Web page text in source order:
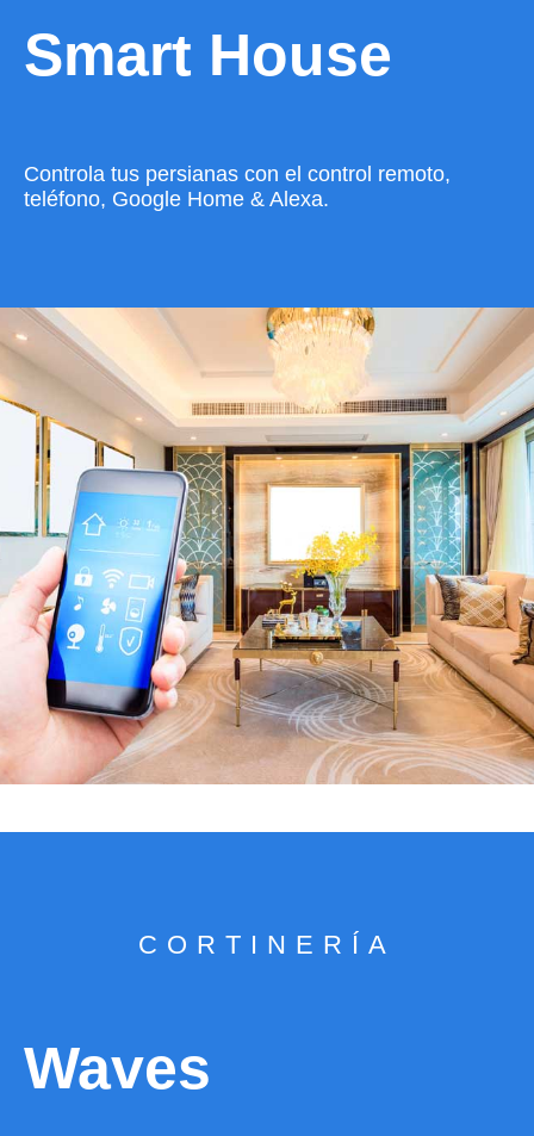
Smart House
Controla tus persianas con el control remoto,
teléfono, Google Home & Alexa.
VER CATÁLOGO
CORTINERÍA
Waves